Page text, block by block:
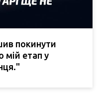
покинути
мій етап у